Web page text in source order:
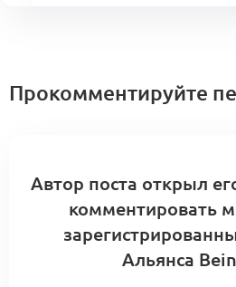
Прокомментируйте
Автор поста открыл
комментировать
Альянса